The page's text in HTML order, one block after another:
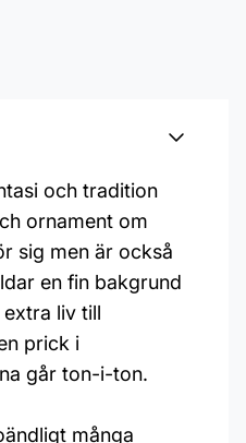
och tradition
ornament om
sig men är också
en fin bakgrund
liv till
prick i
går ton-i-ton.
många